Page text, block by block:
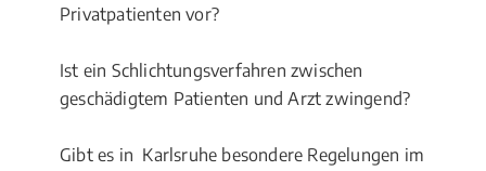
Privatpatienten vor?
Ist ein Schlichtungsverfahren zwischen
geschädigtem Patienten und Arzt zwingend?
Gibt es in Karlsruhe besondere Regelungen im